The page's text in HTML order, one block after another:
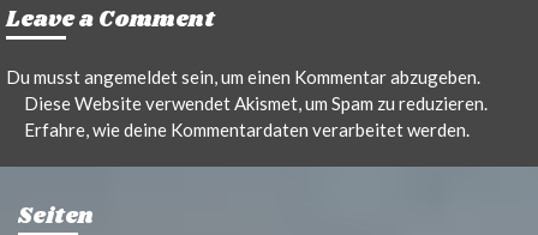
Leave a Comment
Du musstangemeldetsein, um einen Kommentar abzugeben.
Diese Website verwendet Akismet, um Spam zu reduzieren.
Erfahre, wie deine Kommentardaten verarbeitet werden.
Seiten